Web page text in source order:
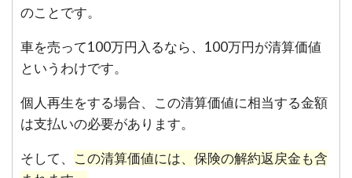
のことです。
車を売って100万円入るなら、100万円が清算価値
というわけです。
個人再生をする場合、この清算価値に相当する金額
は支払いの必要があります。
そして、 この清算価値には、保険の解約返戻金も含